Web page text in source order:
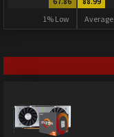
1% Low Average